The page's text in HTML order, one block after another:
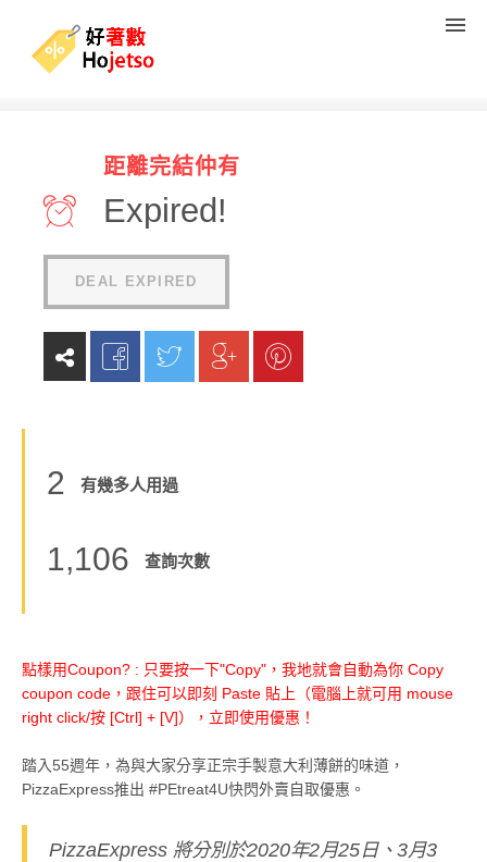
PizzaExpress 55周年 快閃外
賣自取優惠 pizza只需$50
(0 reviews)
距離完結仲有
Expired!
DEAL EXPIRED
2 有幾多人用過
1,106 查詢次數
點樣用Coupon? : 只要按一下"Copy"，我地就會自動為你 Copy
coupon code，跟住可以即刻 Paste 貼上（電腦上就可用 mouse
right click/按 [Ctrl] + [V]），立即使用優惠！
踏入55週年，為與大家分享正宗手製意大利薄餅的味道，
PizzaExpress推出 #PEtreat4U快閃外賣自取優惠。
PizzaExpress 將分別於2020年2月25日、3月3